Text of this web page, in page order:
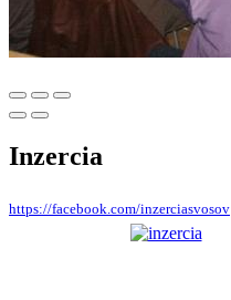
Inzercia
https://facebook.com/inzerciasvosov